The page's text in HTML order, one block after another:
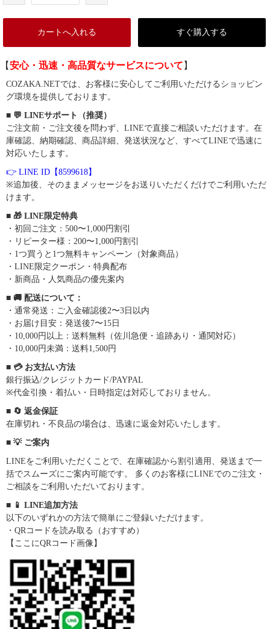
カートへ入れる すぐ購入する
【安心・迅速・高品質なサービスについて 】
COZAKA.NETでは、お客様に安心してご利用いただけるショッピン
グ環境を提供しております。
■ 💬 LINEサポート（推奨）
ご注文前・ご注文後を問わず、LINEで直接ご相談いただけます。在
庫確認、納期確認、商品詳細、発送状況など、すべてLINEで迅速に
対応いたします。
👉 LINE ID【8599618】
※追加後、そのままメッセージをお送りいただくだけでご利用いただ
けます。
■ 🎁 LINE限定特典
・初回ご注文：500〜1,000円割引
・リピーター様：200〜1,000円割引
・1つ買うと1つ無料キャンペーン（対象商品）
・LINE限定クーポン・特典配布
・新商品・人気商品の優先案内
■ 🚚 配送について：
・通常発送：ご入金確認後2〜3日以内
・お届け目安：発送後7〜15日
・10,000円以上：送料無料（佐川急便・追跡あり・通関対応）
・10,000円未満：送料1,500円
■ 💳 お支払い方法
銀行振込/クレジットカード/PAYPAL
※代金引換・着払い・日時指定は対応しておりません。
■ 🔄 返金保証
在庫切れ・不良品の場合は、迅速に返金対応いたします。
■ 💡 ご案内
LINEをご利用いただくことで、在庫確認から割引適用、発送まで一
括でスムーズにご案内可能です。 多くのお客様にLINEでのご注文・
ご相談をご利用いただいております。
■ 📱 LINE追加方法
以下のいずれかの方法で簡単にご登録いただけます。
・QRコードを読み取る（おすすめ）
【ここにQRコード画像】